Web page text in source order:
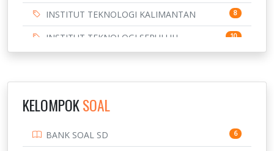
INSTITUT TEKNOLOGI KALIMANTAN 8
INSTITUT TEKNOLOGI SEPULUH
NOVEMBER
10
3
KELOMPOKSOAL
BANK SOAL SD 6